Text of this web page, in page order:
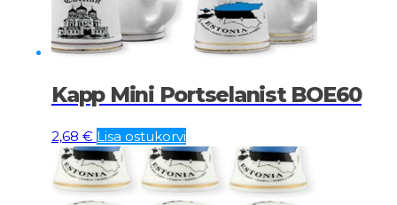
Kapp Mini Portselanist BOE60
2,68 € Lisa ostukorvi